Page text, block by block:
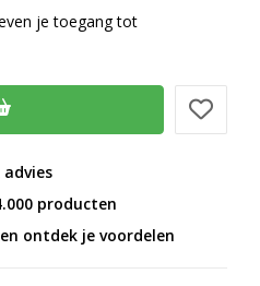
je toegang tot
producten
ontdek je voordelen